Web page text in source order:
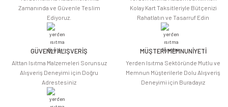
Ürün açıklamasında eksik bilgiler bulunuyor.
Ürün bilgilerinde hatalar bulunuyor.
Ürün fiyatı diğer sitelerden daha pahalı.
Bu ürüne benzer farklı alternatifler olmalı.
Zamanında ve Güvenle Teslim
Ediyoruz.
Kolay Kart Taksitleriyle Bütçenizi
Rahatlatın ve Tasarruf Edin
GÜVENLİ ALIŞVERİŞ
Alttan Isıtma Malzemeleri Sorunsuz
Alışveriş Deneyimi için Doğru
Adrestesiniz
MÜŞTERİ MEMNUNİYETİ
Yerden Isıtma Sektöründe Mutlu ve
Memnun Müşterilerle Dolu Alışveriş
Deneyimi için Buradayız